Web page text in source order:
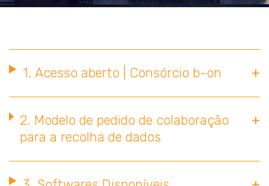
1. Acesso aberto | Consórcio b-on
2. Modelo de pedido de colaboração
para a recolha de dados